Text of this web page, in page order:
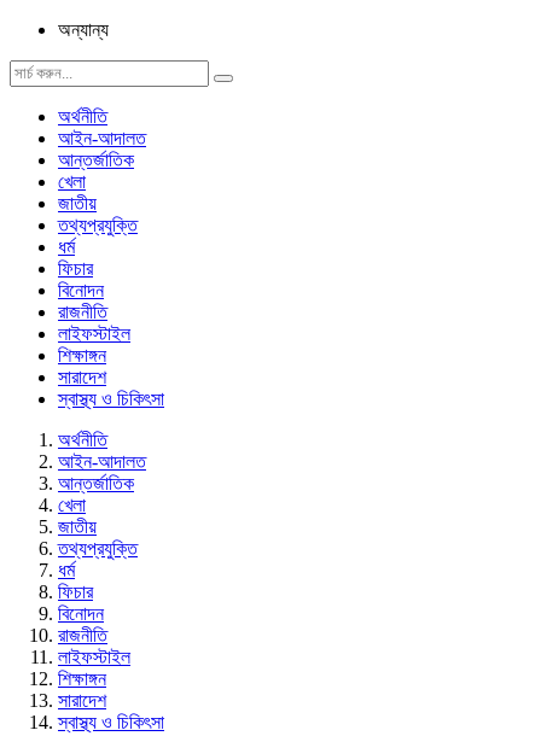
অন্যান্য
অর্থনীতি
আইন-আদালত
আন্তর্জাতিক
খেলা
জাতীয়
তথ্যপ্রযুক্তি
ধর্ম
ফিচার
বিনোদন
রাজনীতি
লাইফস্টাইল
শিক্ষাঙ্গন
সারাদেশ
স্বাস্থ্য ও চিকিৎসা
অর্থনীতি
আইন-আদালত
আন্তর্জাতিক
খেলা
জাতীয়
তথ্যপ্রযুক্তি
ধর্ম
ফিচার
বিনোদন
রাজনীতি
লাইফস্টাইল
শিক্ষাঙ্গন
সারাদেশ
স্বাস্থ্য ও চিকিৎসা